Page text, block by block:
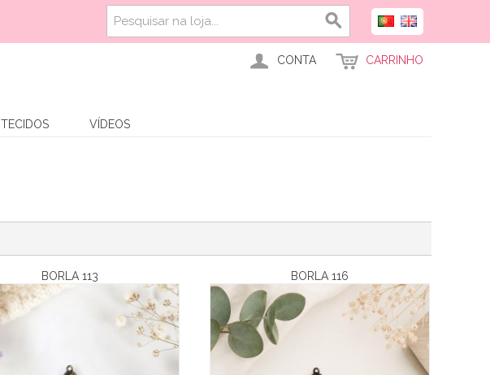
CONTA CARRINHO
TECIDOS VÍDEOS
BORLA 113 BORLA 116